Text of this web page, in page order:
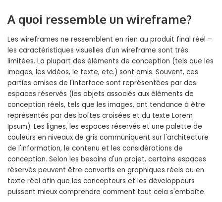
A quoi ressemble un wireframe?
Les wireframes ne ressemblent en rien au produit final réel –
les caractéristiques visuelles d'un wireframe sont très
limitées. La plupart des éléments de conception (tels que les
images, les vidéos, le texte, etc.) sont omis. Souvent, ces
parties omises de l'interface sont représentées par des
espaces réservés (les objets associés aux éléments de
conception réels, tels que les images, ont tendance à être
représentés par des boîtes croisées et du texte Lorem
Ipsum). Les lignes, les espaces réservés et une palette de
couleurs en niveaux de gris communiquent sur l'architecture
de l'information, le contenu et les considérations de
conception. Selon les besoins d'un projet, certains espaces
réservés peuvent être convertis en graphiques réels ou en
texte réel afin que les concepteurs et les développeurs
puissent mieux comprendre comment tout cela s'emboîte.